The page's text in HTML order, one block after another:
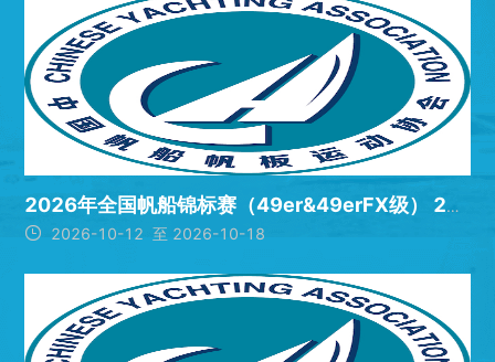
2026年全国帆船锦标赛（49er&49erFX级） 2026年全国帆船锦标赛（诺卡拉17
 2026-10-12 至 2026-10-18